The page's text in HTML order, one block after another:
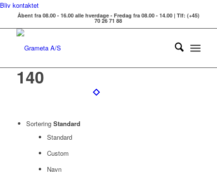
Bliv kontaktet
Åbent fra 08.00 - 16.00 alle hverdage - Fredag fra 08.00 - 14.00 | Tlf: (+45)
70 26 71 88
140
Sortering Standard
Standard
Custom
Navn